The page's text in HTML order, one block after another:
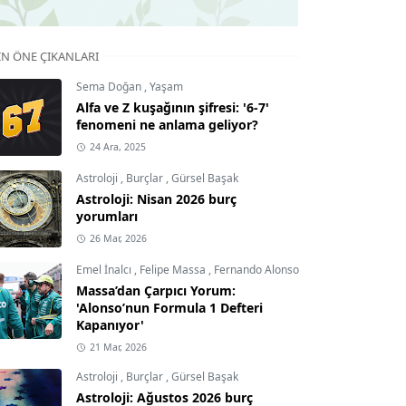
ÖNE ÇIKANLARI
Sema Doğan ,Yaşam
Alfa ve Z kuşağının şifresi: '6-7'
fenomeni ne anlama geliyor?
24 Ara, 2025
Astroloji , Burçlar ,Gürsel Başak
Astroloji: Nisan 2026 burç
yorumları
26 Mar, 2026
Emel İnalcı , Felipe Massa , Fernando Alonso
Massa’dan Çarpıcı Yorum:
'Alonso’nun Formula 1 Defteri
Kapanıyor'
21 Mar, 2026
Astroloji , Burçlar ,Gürsel Başak
Astroloji: Ağustos 2026 burç